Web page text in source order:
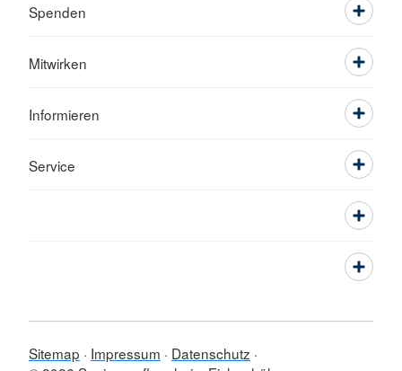
Spenden
Mitwirken
Informieren
Service
Sitemap Impressum
Datenschutz